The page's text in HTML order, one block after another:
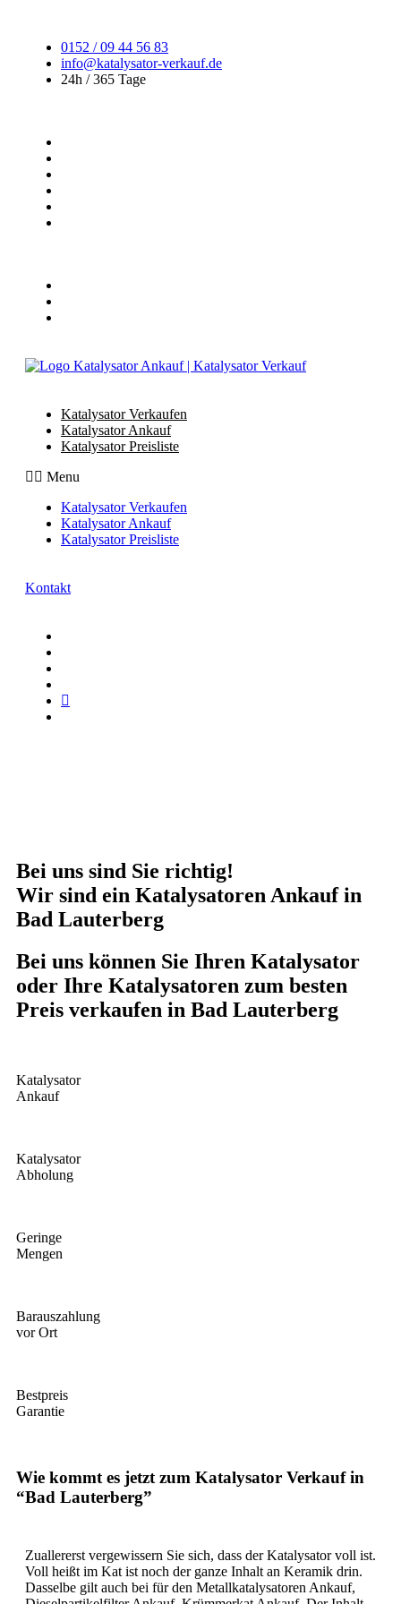
0152 / 09 44 56 83
info@katalysator-verkauf.de
24h / 365 Tage
Katalysator Verkaufen
Katalysator Ankauf
Katalysator Preisliste
Menu
Katalysator Verkaufen
Katalysator Ankauf
Katalysator Preisliste
Kontakt
Bei uns sind Sie richtig!
Wir sind ein Katalysatoren Ankauf in
Bad Lauterberg
Bei uns können Sie Ihren Katalysator
oder Ihre Katalysatoren zum besten
Preis verkaufen in Bad Lauterberg
Katalysator
Ankauf
Katalysator
Abholung
Geringe
Mengen
Barauszahlung
vor Ort
Bestpreis
Garantie
Wie kommt es jetzt zum Katalysator Verkauf in
“Bad Lauterberg”
Zuallererst vergewissern Sie sich, dass der Katalysator voll ist.
Voll heißt im Kat ist noch der ganze Inhalt an Keramik drin.
Dasselbe gilt auch bei für den Metallkatalysatoren Ankauf,